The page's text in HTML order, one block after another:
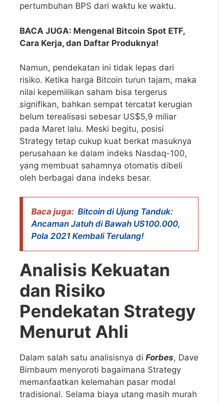
pertumbuhan BPS dari waktu ke waktu.
BACA JUGA: Mengenal Bitcoin Spot ETF,
Cara Kerja, dan Daftar Produknya!
Namun, pendekatan ini tidak lepas dari
risiko. Ketika harga Bitcoin turun tajam, maka
nilai kepemilikan saham bisa tergerus
signifikan, bahkan sempat tercatat kerugian
belum terealisasi sebesar US$5,9 miliar
pada Maret lalu. Meski begitu, posisi
Strategy tetap cukup kuat berkat masuknya
perusahaan ke dalam indeks Nasdaq-100,
yang membuat sahamnya otomatis dibeli
oleh berbagai dana indeks besar.
Baca juga: Bitcoin di Ujung Tanduk:
Ancaman Jatuh di Bawah US100.000,
Pola 2021 Kembali Terulang!
Analisis Kekuatan
dan Risiko
Pendekatan Strategy
Menurut Ahli
Dalam salah satu analisisnya di Forbes, Dave
Birnbaum menyoroti bagaimana Strategy
memanfaatkan kelemahan pasar modal
tradisional. Selama biaya utang masih murah